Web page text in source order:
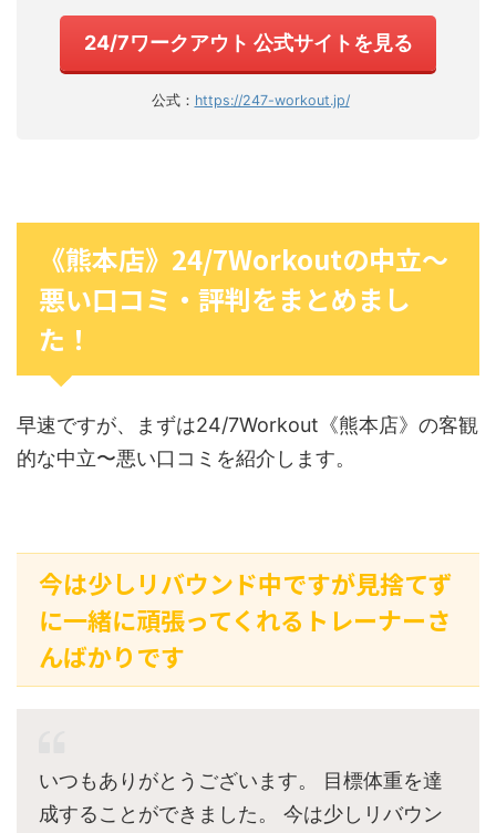
24/7ワークアウト 公式サイトを見る
公式： https://247-workout.jp/
《熊本店》24/7Workoutの中立〜
悪い口コミ・評判をまとめまし
た！
早速ですが、まずは24/7Workout《熊本店》の客観
的な中立〜悪い口コミを紹介します。
今は少しリバウンド中ですが見捨てず
に一緒に頑張ってくれるトレーナーさ
んばかりです
いつもありがとうございます。 目標体重を達
成することができました。 今は少しリバウン